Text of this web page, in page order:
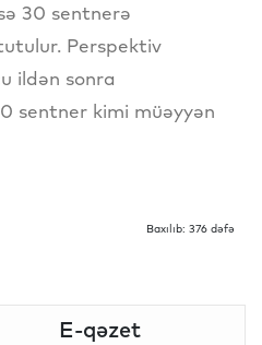
30 sentnerə
Perspektiv
ildən sonra
sentner kimi müəyyən
Baxılıb: 376 dəfə
E-qəzet